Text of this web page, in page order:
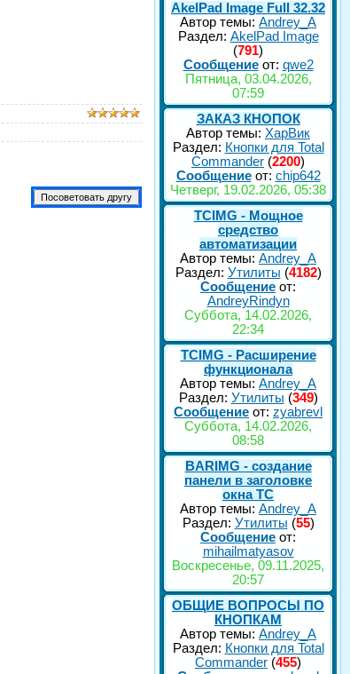
AkelPad Image Full 32.32
Автор темы: Andrey_A
Раздел: AkelPad Image
(791)
Сообщениеот: qwe2
Пятница, 03.04.2026,
07:59
ЗАКАЗ КНОПОК
Автор темы: ХарВик
Раздел: Кнопки для Total
Commander (2200)
Сообщениеот: chip642
Четверг, 19.02.2026, 05:38
TCIMG - Мощное
средство
автоматизации
Автор темы: Andrey_A
Раздел: Утилиты (4182)
Сообщение от:
AndreyRindyn
Суббота, 14.02.2026,
22:34
TCIMG - Расширение
функционала
Автор темы: Andrey_A
Раздел: Утилиты (349)
Сообщение от: zyabrevl
Суббота, 14.02.2026,
08:58
BARIMG - создание
панели в заголовке
окна TC
Автор темы: Andrey_A
Раздел: Утилиты (55)
Сообщение от:
mihailmatyasov
Воскресенье, 09.11.2025,
20:57
ОБЩИЕ ВОПРОСЫ ПО
КНОПКАМ
Автор темы: Andrey_A
Раздел: Кнопки для Total
Commander (455)